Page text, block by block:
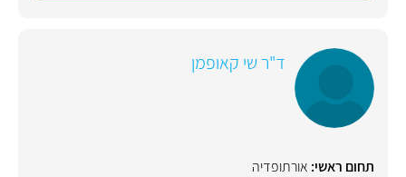
ד"ר שי קאופמן
תחום ראשי: אורתופדיה